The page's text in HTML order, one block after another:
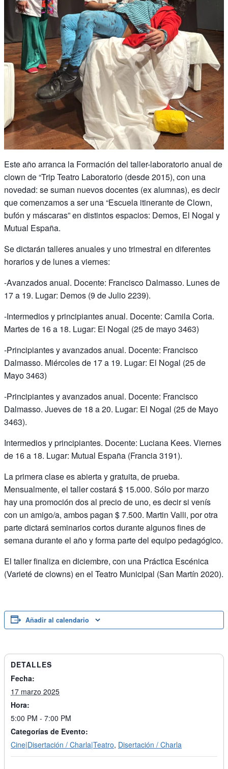
Este año arranca la Formación del taller-laboratorio anual de
clown de “Trip Teatro Laboratorio (desde 2015), con una
novedad: se suman nuevos docentes (ex alumnas), es decir
que comenzamos a ser una “Escuela itinerante de Clown,
bufón y máscaras” en distintos espacios: Demos, El Nogal y
Mutual España.
Se dictarán talleres anuales y uno trimestral en diferentes
horarios y de lunes a viernes:
-Avanzados anual. Docente: Francisco Dalmasso. Lunes de
17 a 19. Lugar: Demos (9 de Julio 2239).
-Intermedios y principiantes anual. Docente: Camila Coria.
Martes de 16 a 18. Lugar: El Nogal (25 de mayo 3463)
-Principiantes y avanzados anual. Docente: Francisco
Dalmasso. Miércoles de 17 a 19. Lugar: El Nogal (25 de
Mayo 3463)
-Principiantes y avanzados anual. Docente: Francisco
Dalmasso. Jueves de 18 a 20. Lugar: El Nogal (25 de Mayo
3463).
Intermedios y principiantes. Docente: Luciana Kees. Viernes
de 16 a 18. Lugar: Mutual España (Francia 3191).
La primera clase es abierta y gratuita, de prueba.
Mensualmente, el taller costará $ 15.000. Sólo por marzo
hay una promoción dos al precio de uno, es decir si venís
con un amigo/a, ambos pagan $ 7.500. Martin Valli, por otra
parte dictará seminarios cortos durante algunos fines de
semana durante el año y forma parte del equipo pedagógico.
El taller finaliza en diciembre, con una Práctica Escénica
(Varieté de clowns) en el Teatro Municipal (San Martín 2020).
Añadir al calendario
DETALLES
Fecha:
17 marzo 2025
Hora:
5:00 PM - 7:00 PM
Categorías de Evento:
Cine|Disertación / Charla|Teatro, Disertación / Charla